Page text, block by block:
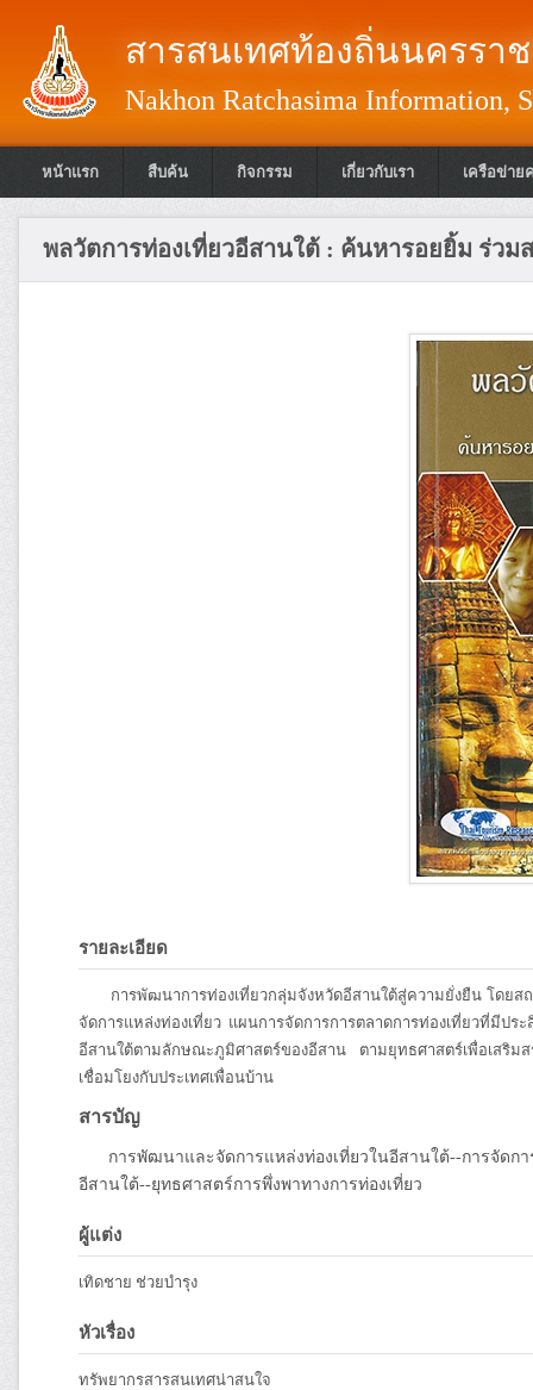
สารสนเทศท้องถิ่นนครรา
Nakhon Ratchasima Information,
หน้าแรก สืบค้น กิจกรรม เกี่ยวกับเรา เครือข่าย
พลวัตการท่องเที่ยวอีสานใต้ : ค้นหารอยยิ้ม ร่วม
รายละเอียด
การพัฒนาการท่องเที่ยวกลุ่มจังหวัดอีสานใต้สู่ความยั่งยืน โดยส
จัดการแหล่งท่องเที่ยว แผนการจัดการการตลาดการท่องเที่ยวที่มีป
อีสานใต้ตามลักษณะภูมิศาสตร์ของอีสาน ตามยุทธศาสตร์เพื่อเสริม
เชื่อมโยงกับประเทศเพื่อนบ้าน
สารบัญ
การพัฒนาและจัดการแหล่งท่องเที่ยวในอีสานใต้--การจัดกา
อีสานใต้--ยุทธศาสตร์การพึ่งพาทางการท่องเที่ยว
ผู้แต่ง
เทิดชาย ช่วยบำรุง
หัวเรื่อง
ทรัพยากรสารสนเทศน่าสนใจ